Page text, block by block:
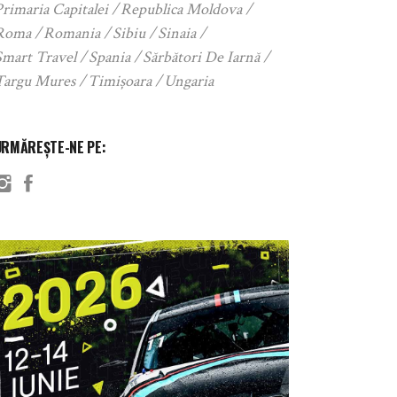
Capitalei
Republica Moldova
Romania Sibiu
Sinaia
Travel
Spania
Sărbători De Iarnă
Mures
Timișoara Ungaria
NE PE: